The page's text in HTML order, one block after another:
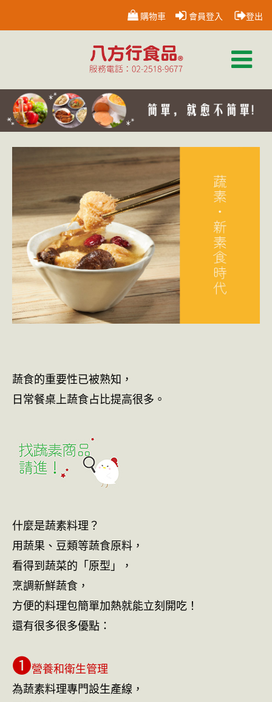
購物車 會員登入 登出
蔬食的重要性已被熟知，
日常餐桌上蔬食占比提高很多。
什麼是蔬素料理？
用蔬果、豆類等蔬食原料，
看得到蔬菜的「原型」，
烹調新鮮蔬食，
方便的料理包簡單加熱就能立刻開吃！
還有很多很多優點：
❶營養和衛生管理
為蔬素料理專門設生產線，